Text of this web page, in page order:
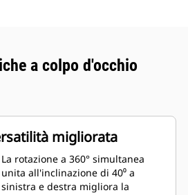
a colpo d'occhio
migliorata
La rotazione a 360° simultanea
unita all'inclinazione di 40⁰ a
sinistra e destra migliora la